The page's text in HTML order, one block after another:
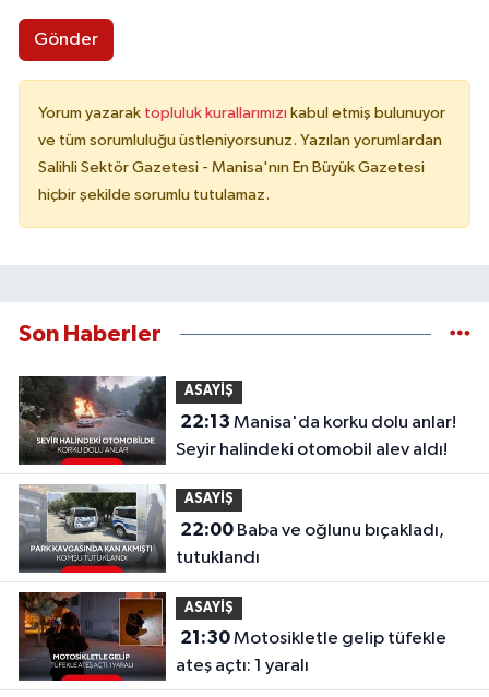
Gönder
Yorum yazarak topluluk kurallarımızı kabul etmiş bulunuyor
ve tüm sorumluluğu üstleniyorsunuz. Yazılan yorumlardan
Salihli Sektör Gazetesi - Manisa'nın En Büyük Gazetesi
hiçbir şekilde sorumlu tutulamaz.
Son Haberler
ASAYİŞ
22:13
Seyir halindeki otomobil alev aldı!
ASAYİŞ
22:00Baba ve oğlunu bıçakladı,
tutuklandı
ASAYİŞ
21:30Motosikletle gelip tüfekle
ateş açtı: 1 yaralı